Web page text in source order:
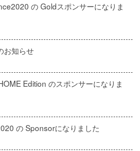
の Goldスポンサーになりま
お知らせ
Edition のスポンサーになりま
の Sponsorになりました